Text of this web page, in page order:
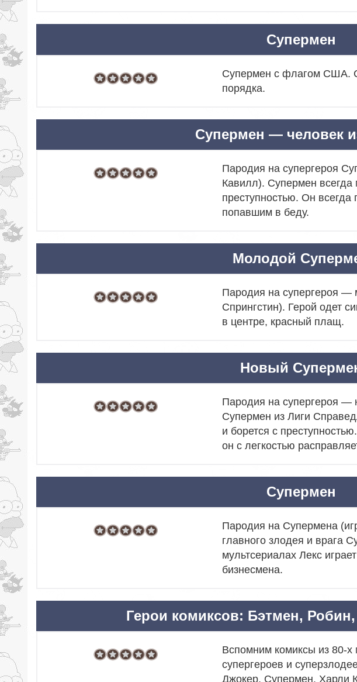
Супермен
Супермен с флагом США.
порядка.
Супермен — человек
Пародия на супергероя
Кавилл). Супермен всегда
преступностью. Он
попавшим в беду.
Молодой
Пародия на супергероя —
Спрингстин). Герой одет
в центре, красный плащ.
Новый
Пародия на супергероя —
Супермен из Лиги
и борется с
он с легкостью
Супермен
Пародия на Супермена
главного злодея и врага
мультсериалах Лекс
бизнесмена.
Герои комиксов: Бэтмен,
Вспомним комиксы из 80-
супергероев и
Джокер, Супермен, Харли